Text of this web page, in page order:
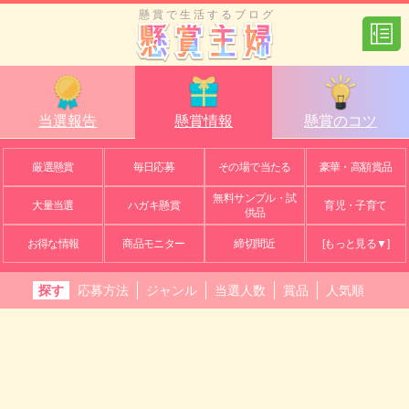
懸賞で生活するブログ
当選報告 懸賞情報 懸賞のコツ
厳選懸賞 毎日応募 その場で当たる 豪華・高額賞品
大量当選 ハガキ懸賞
無料サンプル・試
供品
育児・子育て
お得な情報 商品モニター 締切間近 [もっと見る▼]
探す 応募方法 ジャンル 当選人数 賞品 人気順